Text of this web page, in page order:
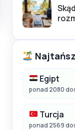
Egipt
ponad 2080
Turcja
ponad 2569